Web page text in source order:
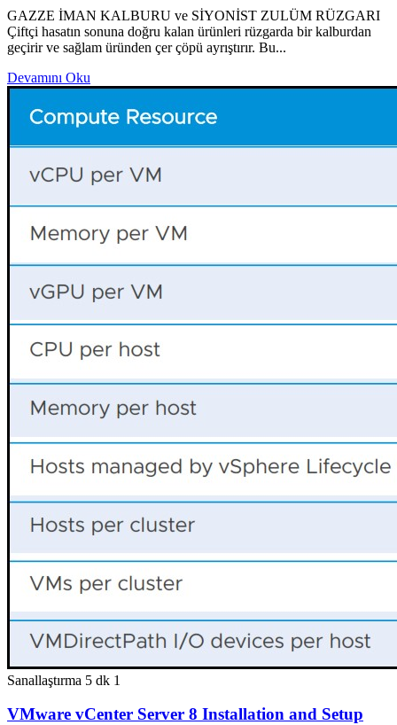
GAZZE İMAN KALBURU ve SİYONİST ZULÜM RÜZGARI
Çiftçi hasatın sonuna doğru kalan ürünleri rüzgarda bir kalburdan
geçirir ve sağlam üründen çer çöpü ayrıştırır. Bu...
Devamını Oku
Sanallaştırma 5 dk 1
VMware vCenter Server 8 Installation and Setup